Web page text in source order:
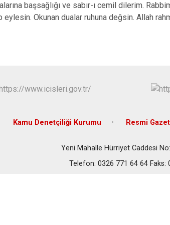
başsağlığı ve sabır-ı cemil dilerim.
Okunan dualar ruhuna değsin. Allah
Kamu Denetçiliği Kurumu Resmi
Yeni Mahalle Hürriyet Caddesi
Telefon: 0326 771 64 64 Faks: